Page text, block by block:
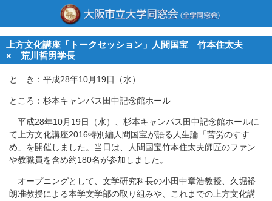
上方文化講座「トークセッション」人間国宝 竹本住太夫
× 荒川哲男学長
と き：平成28年10月19日（水）
ところ：杉本キャンパス田中記念館ホール
平成28年10月19日（水）、杉本キャンパス田中記念館ホールに
て上方文化講座2016特別編人間国宝が語る人生論「苦労のすす
め」を開催しました。当日は、人間国宝竹本住太夫師匠のファン
や教職員を含め約180名が参加しました。
オープニングとして、文学研究科長の小田中章浩教授、久堀裕
朗准教授による本学文学部の取り組みや、これまでの上方文化講